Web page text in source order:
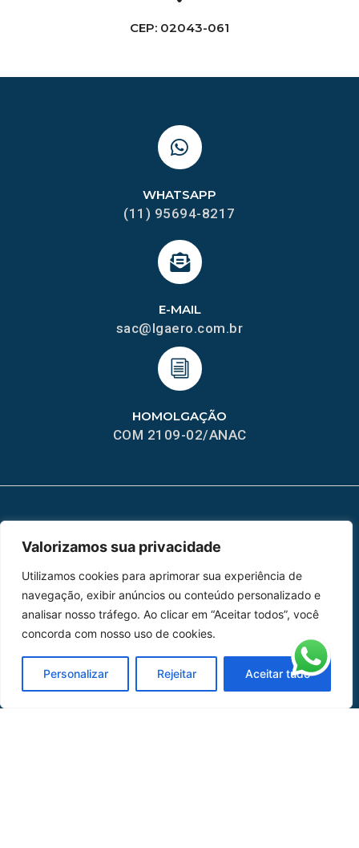
Valorizamos sua privacidade
Utilizamos cookies para aprimorar sua experiência de
navegação, exibir anúncios ou conteúdo personalizado e
analisar nosso tráfego. Ao clicar em “Aceitar todos”, você
concorda com nosso uso de cookies.
Personalizar Rejeitar Aceitar tudo
CEP: 02043-061
HOMOLGAÇÃO
COM 2109-02/ANAC
E-MAIL
sac@lgaero.com.br
WHATSAPP
(11) 95694-8217
Peças
Catálogo de Aplicações
Oficina de Mangueiras